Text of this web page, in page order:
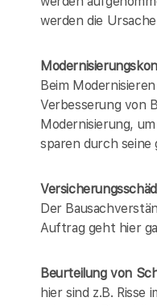
werden die
Beim
Verbesserung von
Modernisierung,
sparen durch seine
Der
Auftrag geht hier
Beurteilung von
hier sind z.B. Risse